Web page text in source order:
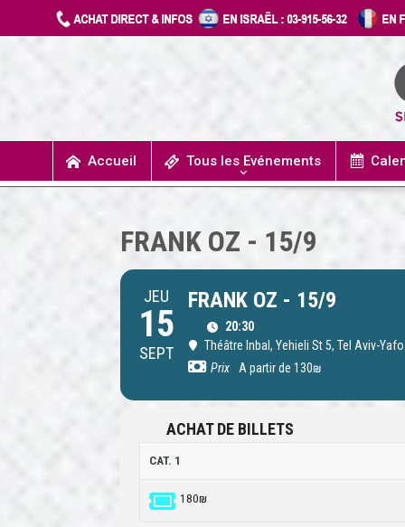
Accueil Tous les Evénements
FRANK OZ - 15/9
JEU
15
SEPT
FRANK OZ - 15/9
20:30
Théâtre Inbal , Yehieli St 5, Tel Aviv-Yafo
Prix
A partir de 130₪
ACHAT DE BILLETS
CAT. 1
180₪